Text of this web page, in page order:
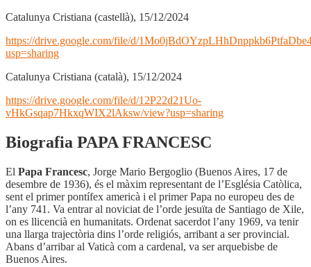
Catalunya Cristiana (castellà), 15/12/2024
https://drive.google.com/file/d/
usp=sharing
Catalunya Cristiana (català), 15/12/2024
https://drive.google.com/file/d/12P22d21Uo-
vHkGsqap7HkxqWIX2lAksw/view?usp=sharing
Biografia PAPA FRANCESC
El Papa Francesc, Jorge Mario Bergoglio (Buenos Aires, 17 de
desembre de 1936), és el màxim representant de l’Església Catòlica,
sent el primer pontífex americà i el primer Papa no europeu des de
l’any 741. Va entrar al noviciat de l’orde jesuïta de Santiago de Xile,
on es llicencià en humanitats. Ordenat sacerdot l’any 1969, va tenir
una llarga trajectòria dins l’orde religiós, arribant a ser provincial.
Abans d’arribar al Vaticà com a cardenal, va ser arquebisbe de
Buenos Aires.